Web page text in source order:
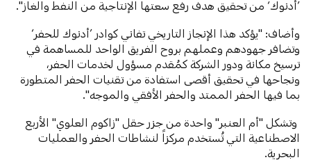
’أدنوك‘ من تحقيق هدف رفع سعتها الإنتاجية من النفط والغاز".
وأضاف: "يؤكد هذا الإنجاز التاريخي تفاني كوادر ’أدنوك للحفر‘
وتضافر جهودهم وعملهم بروح الفريق الواحد للمساهمة في
ترسيخ مكانة ودور الشركة كمُقدم مسؤول لخدمات الحفر،
ونجاحها في تحقيق أقصى استفادة من تقنيات الحفر المتطورة
بما فيها الحفر الممتد والحفر الأفقي والموجه".
وتشكل "أم العنبر" واحدة من جزر حقل "زاكوم العلوي" الأربع
الاصطناعية التي تُستخدم مركزاً لنشاطات الحفر والعمليات
البحرية.